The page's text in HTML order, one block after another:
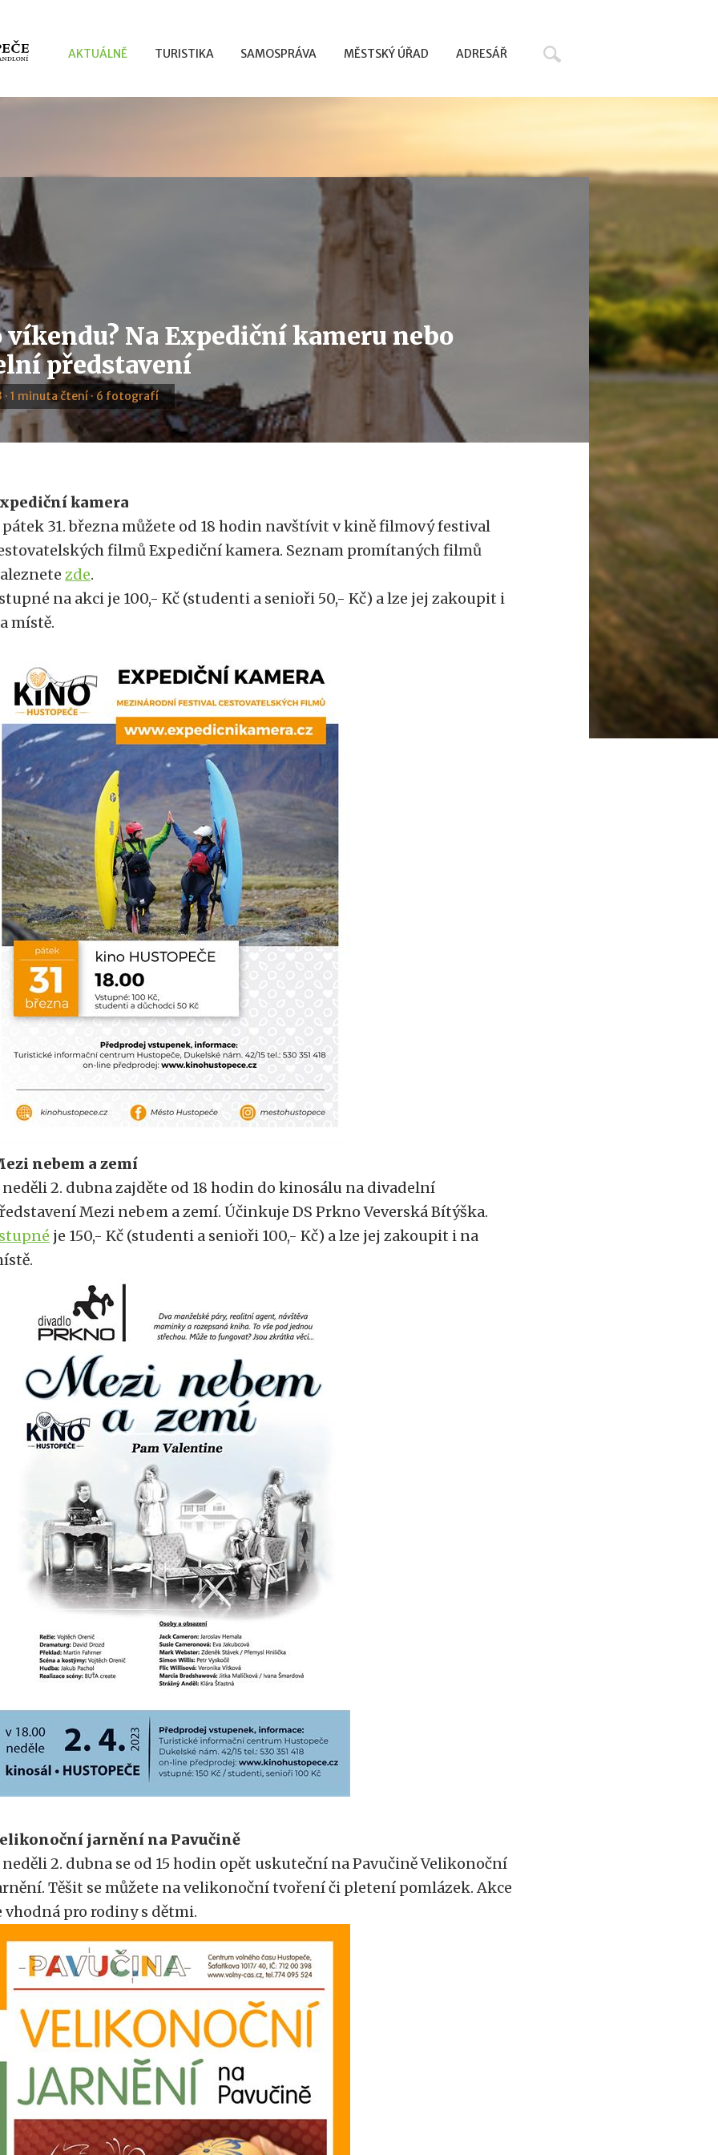
AKTUÁLNĚ TURISTIKA SAMOSPRÁVA MĚSTSKÝ ÚŘAD ADRESÁŘ
víkendu? Na Expediční kameru nebo
představení
· 1 minuta čtení · 6 fotografí
kamera
pátek 31. března můžete od 18 hodin navštívit v kině filmový festival
filmů Expediční kamera. Seznam promítaných filmů
zde.
na akci je 100,- Kč (studenti a senioři 50,- Kč) a lze jej zakoupit i
místě.
nebem a zemí
neděli 2. dubna zajděte od 18 hodin do kinosálu na divadelní
Mezi nebem a zemí. Účinkuje DS Prkno Veverská Bítýška.
je 150,- Kč (studenti a senioři 100,- Kč) a lze jej zakoupit i na
jarnění na Pavučině
neděli 2. dubna se od 15 hodin opět uskuteční na Pavučině Velikonoční
Těšit se můžete na velikonoční tvoření či pletení pomlázek. Akce
vhodná pro rodiny s dětmi.